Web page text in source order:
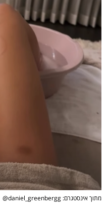
באייס
אחרינו:
מתוך אינסטגרם: daniel_greenbergg​@